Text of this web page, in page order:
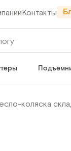
Контакты
коляска